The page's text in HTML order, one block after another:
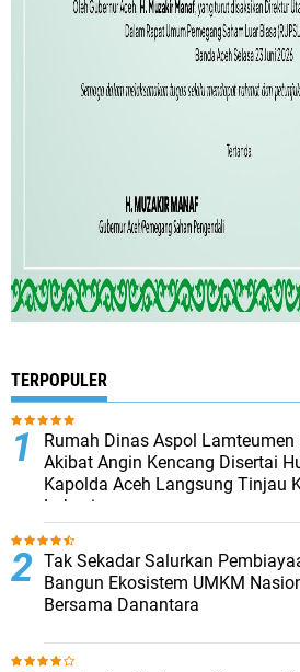
TERPOPULER
Rumah Dinas Aspol Lamteumen
Akibat Angin Kencang Disertai
Kapolda Aceh Langsung Tinjau
Lokasi
Tak Sekadar Salurkan
Bangun Ekosistem UMKM
Bersama Danantara